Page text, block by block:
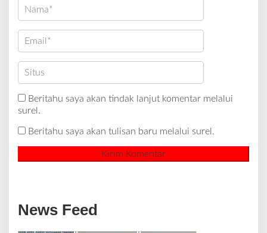
Beritahu saya akan tindak lanjut komentar melalui
surel.
Beritahu saya akan tulisan baru melalui surel.
News Feed